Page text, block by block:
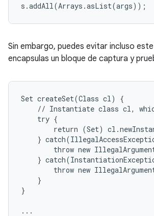
s .addAll(Arrays .asList(args));
Sin embargo, puedes evitar incluso
encapsulas un bloque de captura y
Set createSet(Class cl) {
// Instantiate class cl,
    try {
return (Set)
}
throw new
}
throw new
    }
}
...